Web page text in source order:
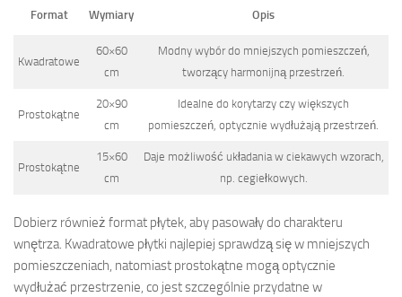
Format Wymiary Opis
Kwadratowe
60×60
cm
Modny wybór do mniejszych pomieszczeń,
tworzący harmonijną przestrzeń.
Prostokątne
20×90
cm
Idealne do korytarzy czy większych
pomieszczeń, optycznie wydłużają przestrzeń.
Prostokątne
15×60
cm
Daje możliwość układania w ciekawych wzorach,
np. cegiełkowych.
Dobierz również format płytek, aby pasowały do charakteru
wnętrza. Kwadratowe płytki najlepiej sprawdzą się w mniejszych
pomieszczeniach, natomiast prostokątne mogą optycznie
wydłużać przestrzenie, co jest szczególnie przydatne w